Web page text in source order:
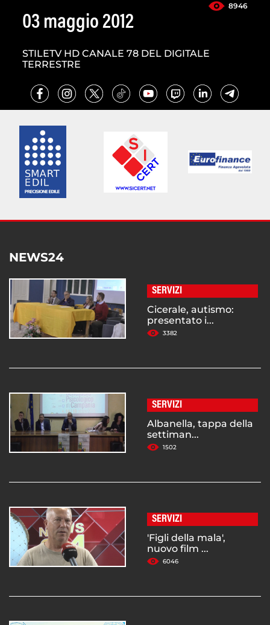
8946
03 maggio 2012
STILETV HD CANALE 78 DEL DIGITALE
TERRESTRE
NEWS24
SERVIZI
Cicerale, autismo:
presentato i...
3382
SERVIZI
Albanella, tappa della
settiman...
1502
SERVIZI
'Figli della mala',
nuovo film ...
6046